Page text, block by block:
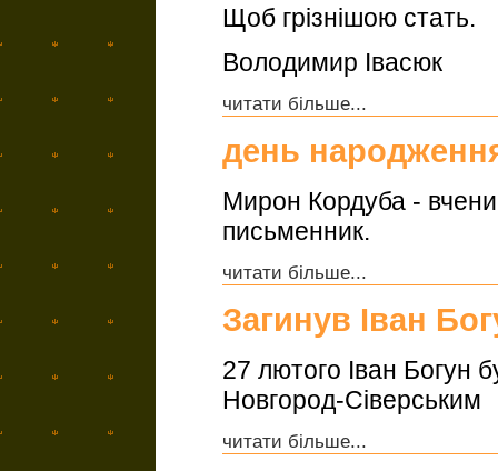
Щоб грізнішою стать.
Володимир Івасюк
читати більше...
день
Мирон Кордуба -
письменник.
читати більше...
Загинув Іван
27 лютого Іван Богун
Новгород-Сіверським
читати більше...